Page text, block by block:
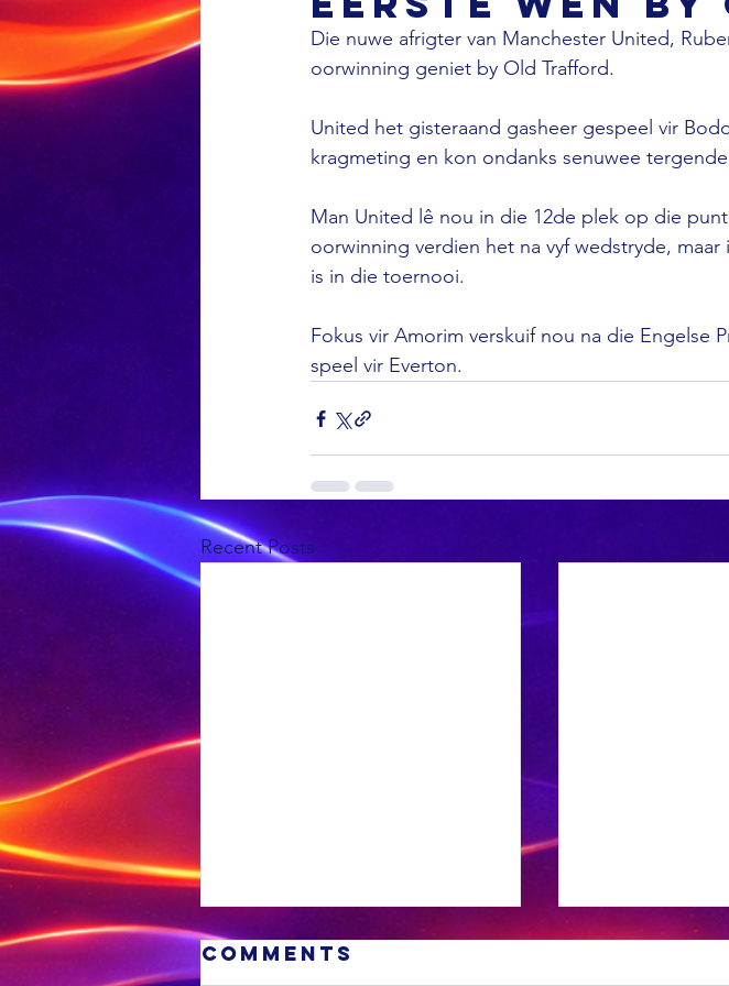
Die nuwe afrigter van Manchester United,
oorwinning geniet by Old Trafford.
United het gisteraand gasheer gespeel vir
kragmeting en kon ondanks senuwee
Man United lê nou in die 12de plek op die
oorwinning verdien het na vyf wedstryde,
is in die toernooi.
Fokus vir Amorim verskuif nou na die Engelse
speel vir Everton.
Recent Posts
Comments